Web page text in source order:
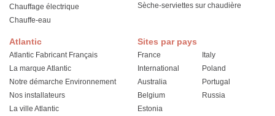
Atlantic
Atlantic Fabricant Français
La marque Atlantic
Notre démarche Environnement
Nos installateurs
La ville Atlantic
Chauffage électrique
Chauffe-eau
Sèche-serviettes sur chaudière
Sites par pays
France
International
Australia
Belgium
Estonia
Italy
Poland
Portugal
Russia